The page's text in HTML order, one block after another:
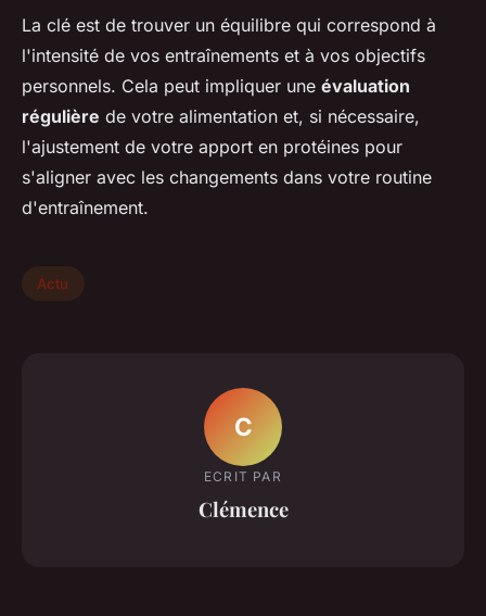
La clé est de trouver un équilibre qui correspond à
l'intensité de vos entraînements et à vos objectifs
personnels. Cela peut impliquer une évaluation
régulière de votre alimentation et, si nécessaire,
l'ajustement de votre apport en protéines pour
s'aligner avec les changements dans votre routine
d'entraînement.
Actu
C
ECRIT PAR
Clémence